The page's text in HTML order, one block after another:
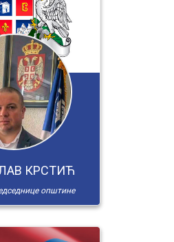
КРСТИЋ
општине